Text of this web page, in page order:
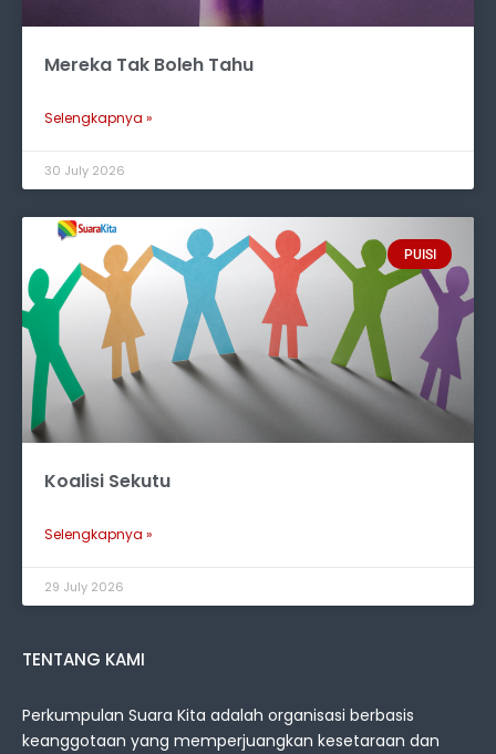
Mereka Tak Boleh Tahu
Selengkapnya »
30 July 2026
PUISI
Koalisi Sekutu
Selengkapnya »
29 July 2026
TENTANG KAMI
Perkumpulan Suara Kita adalah organisasi berbasis
keanggotaan yang memperjuangkan kesetaraan dan